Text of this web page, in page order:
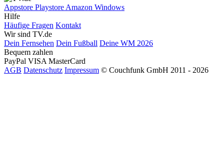
Appstore Playstore Amazon Windows
Hilfe
Häufige Fragen Kontakt
Wir sind TV.de
Dein Fernsehen Dein Fußball Deine WM 2026
Bequem zahlen
PayPal VISA MasterCard
AGB Datenschutz Impressum © Couchfunk GmbH 2011 - 2026